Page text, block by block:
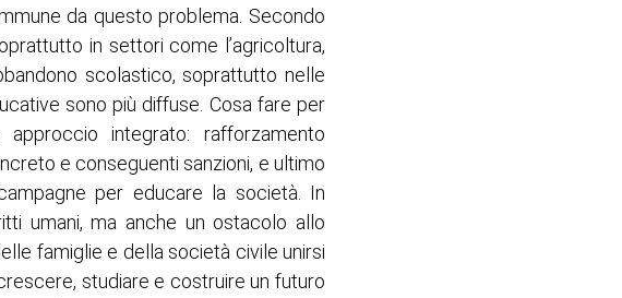
da questo problema. Secondo
in settori come l’agricoltura,
scolastico, soprattutto nelle
sono più diffuse. Cosa fare per
integrato: rafforzamento
e conseguenti sanzioni, e ultimo
per educare la società. In
umani, ma anche un ostacolo allo
famiglie e della società civile unirsi
studiare e costruire un futuro